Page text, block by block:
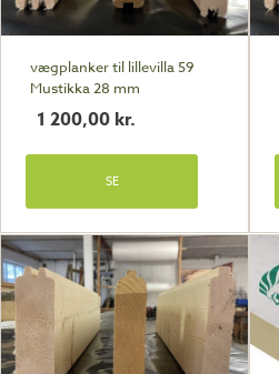
vægplanker til lillevilla 59
Mustikka 28 mm
1 200,00 kr.
SE